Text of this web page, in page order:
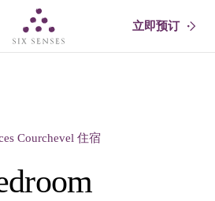
立即预订
Courchevel 住宿